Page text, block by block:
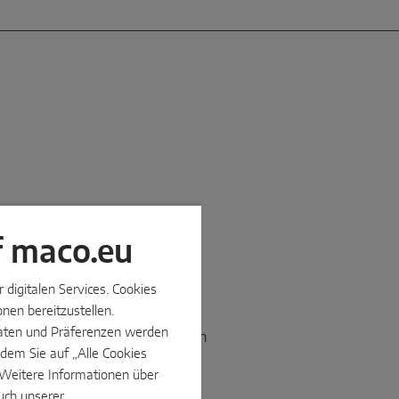
MACO OpenDoor macht Türen
drei Zutrittslösungen zur
und individuelle
– die
Services. Cookies
bereitzustellen.
und Präferenzen werden
Sie auf „Alle Cookies
Informationen über